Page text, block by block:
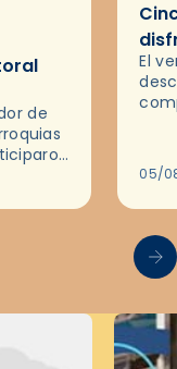
de
El
05/